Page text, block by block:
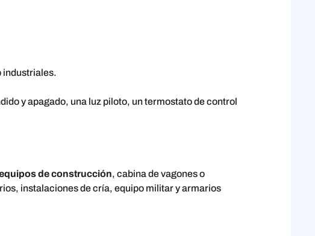
industriales.
y apagado, una luz piloto, un termostato de control
de construcción, cabina de vagones o
instalaciones de cría, equipo militar y armarios